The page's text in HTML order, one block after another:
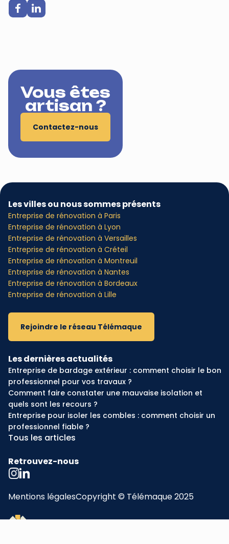
Vous êtes
artisan ?
Contactez-nous
Rejoindre le réseau Télémaque
Retrouvez-nous
Mentions légalesCopyright © Télémaque 2025
Les dernières actualités
Entreprise de bardage extérieur : comment choisir le bon
professionnel pour vos travaux ?
Comment faire constater une mauvaise isolation et
quels sont les recours ?
Entreprise pour isoler les combles : comment choisir un
professionnel fiable ?
Tous les articles
Les villes ou nous sommes présents
Entreprise de rénovation à Paris
Entreprise de rénovation à Lyon
Entreprise de rénovation à Versailles
Entreprise de rénovation à Créteil
Entreprise de rénovation à Montreuil
Entreprise de rénovation à Nantes
Entreprise de rénovation à Bordeaux
Entreprise de rénovation à Lille